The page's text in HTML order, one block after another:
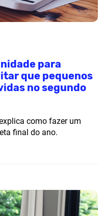
para
que pequenos
no segundo
como fazer um
final do ano.